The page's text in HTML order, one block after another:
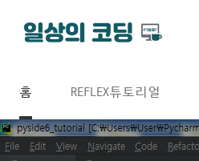
홈 REFLEX튜토리얼